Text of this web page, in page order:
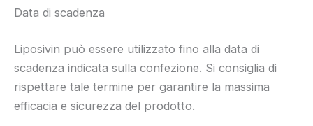
Data di scadenza
Liposivin può essere utilizzato fino alla data di
scadenza indicata sulla confezione. Si consiglia di
rispettare tale termine per garantire la massima
efficacia e sicurezza del prodotto.